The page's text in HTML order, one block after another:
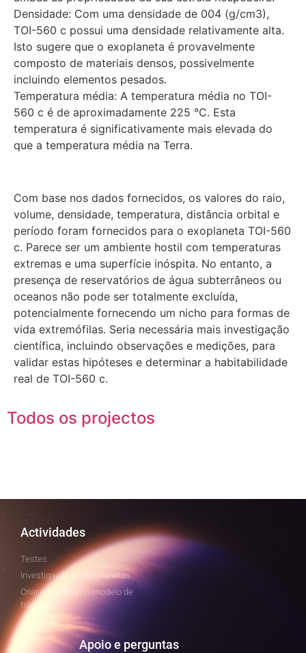
Densidade: Com uma densidade de 004 (g/cm3),
TOI-560 c possui uma densidade relativamente alta.
Isto sugere que o exoplaneta é provavelmente
composto de materiais densos, possivelmente
incluindo elementos pesados.
Temperatura média: A temperatura média no TOI-
560 c é de aproximadamente 225 °C. Esta
temperatura é significativamente mais elevada do
que a temperatura média na Terra.
Com base nos dados fornecidos, os valores do raio,
volume, densidade, temperatura, distância orbital e
período foram fornecidos para o exoplaneta TOI-560
c. Parece ser um ambiente hostil com temperaturas
extremas e uma superfície inóspita. No entanto, a
presença de reservatórios de água subterrâneos ou
oceanos não pode ser totalmente excluída,
potencialmente fornecendo um nicho para formas de
vida extremófilas. Seria necessária mais investigação
científica, incluindo observações e medições, para
validar estas hipóteses e determinar a habitabilidade
real de TOI-560 c.
Todos os projectos
Actividades
Testes
Investigação de Exoplanetas
Criar o seu próprio modelo de
trânsito
Apoio e perguntas